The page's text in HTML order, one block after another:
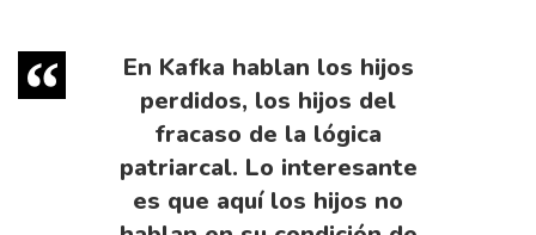
En Kafka hablan los hijos
perdidos, los hijos del
fracaso de la lógica
patriarcal. Lo interesante
es que aquí los hijos no